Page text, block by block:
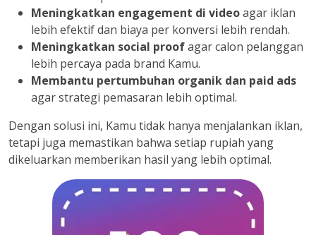
Meningkatkan engagement di videoagar iklan
lebih efektif dan biaya per konversi lebih rendah.
Meningkatkan social proofagar calon pelanggan
lebih percaya pada brand Kamu.
Membantu pertumbuhan organik dan paid ads
agar strategi pemasaran lebih optimal.
Dengan solusi ini, Kamu tidak hanya menjalankan iklan,
tetapi juga memastikan bahwa setiap rupiah yang
dikeluarkan memberikan hasil yang lebih optimal.